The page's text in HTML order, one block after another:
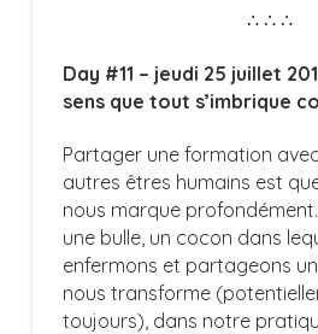
∴ ∴ ∴
Day #11 – jeudi 25 juillet
sens que tout s’imbrique
Partager une formation
autres êtres humains est
nous marque
une bulle, un cocon dans
enfermons et partageons
nous transforme
toujours), dans notre